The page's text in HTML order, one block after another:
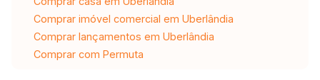
Comprar imóvel comercial em Uberlândia
Comprar lançamentos em Uberlândia
Comprar com Permuta